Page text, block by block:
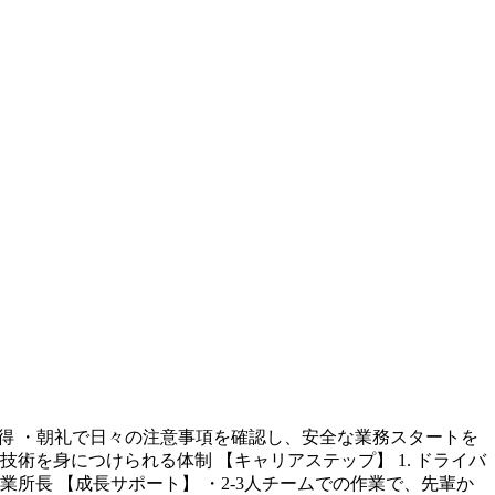
・朝礼で日々の注意事項を確認し、安全な業務スタートを
術を身につけられる体制 【キャリアステップ】 1. ドライバ
所長 【成長サポート】 ・2-3人チームでの作業で、先輩か